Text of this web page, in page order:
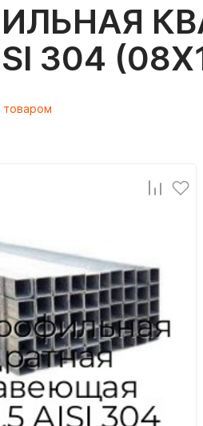
304
товаром